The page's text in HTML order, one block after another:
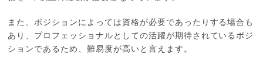
また、ポジションによっては資格が必要であったりする場合も
あり、プロフェッショナルとしての活躍が期待されているポジ
ションであるため、難易度が高いと言えます。